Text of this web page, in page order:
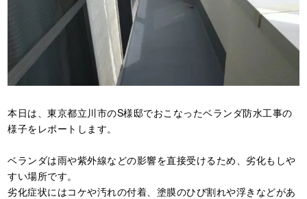
本日は、東京都立川市のS様邸でおこなったベランダ防水工事の
様子をレポートします。
ベランダは雨や紫外線などの影響を直接受けるため、劣化もしや
すい場所です。
劣化症状にはコケや汚れの付着、塗膜のひび割れや浮きなどがあ